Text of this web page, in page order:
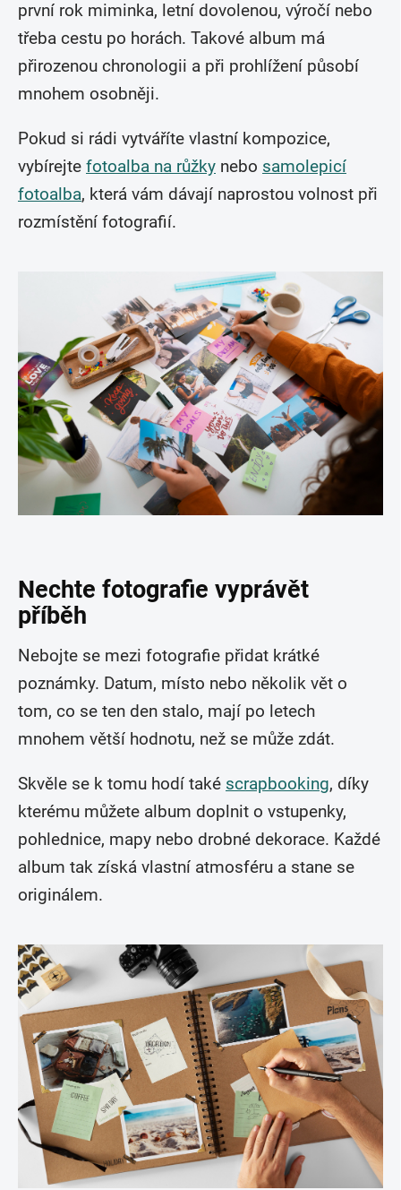
první rok miminka, letní dovolenou, výročí nebo
třeba cestu po horách. Takové album má
přirozenou chronologii a při prohlížení působí
mnohem osobněji.
Pokud si rádi vytváříte vlastní kompozice,
vybírejte fotoalba na růžky nebo samolepicí
fotoalba, která vám dávají naprostou volnost při
rozmístění fotografií.
Nechte fotografie vyprávět
příběh
Nebojte se mezi fotografie přidat krátké
poznámky. Datum, místo nebo několik vět o
tom, co se ten den stalo, mají po letech
mnohem větší hodnotu, než se může zdát.
Skvěle se k tomu hodí také scrapbooking, díky
kterému můžete album doplnit o vstupenky,
pohlednice, mapy nebo drobné dekorace. Každé
album tak získá vlastní atmosféru a stane se
originálem.